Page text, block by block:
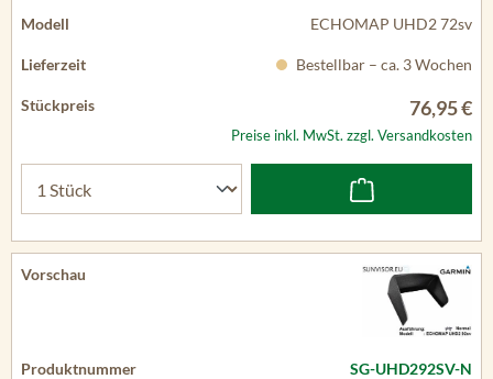
ECHOMAP UHD2 72sv
Bestellbar – ca. 3 Wochen
76,95 €
Preise inkl. MwSt. zzgl. Versandkosten
SG-UHD292SV-N